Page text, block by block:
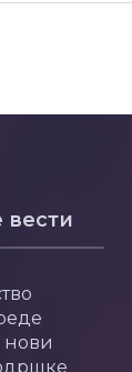
вести
нови